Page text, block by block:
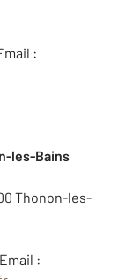
:
les-Bains
Thonon-les-
: